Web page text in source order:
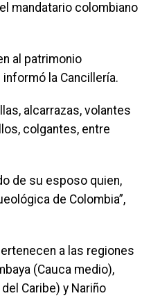
mandatario colombiano
al patrimonio
la Cancillería.
alcarrazas, volantes
colgantes, entre
de su esposo quien,
de Colombia”,
a las regiones
(Cauca medio),
Caribe) y Nariño